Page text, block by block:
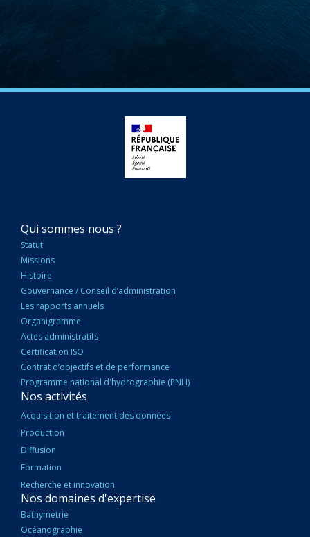
NAVIGATION
PRINCIPALE
Qui sommes nous ?
Statut
Missions
Histoire
Gouvernance / Conseil d’administration
Les rapports annuels
Organigramme
Actes administratifs
Certification ISO
Contrat d’objectifs et de performance
Programme national d'hydrographie (PNH)
Nos activités
Acquisition et traitement des données
Production
Diffusion
Formation
Recherche et innovation
Nos domaines d'expertise
Bathymétrie
Océanographie